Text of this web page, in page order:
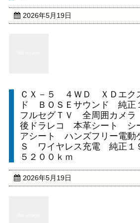
2026年5月19日
ＣＸ－５ ４ＷＤ ＸＤエク
ド ＢＯＳＥサウンド 純正
フルセグＴＶ 全周囲カメ
後ドラレコ 本革シート シ
アシート ハンズフリー電動
Ｓ ワイヤレス充電 純正１
５２００ｋｍ
2026年5月19日